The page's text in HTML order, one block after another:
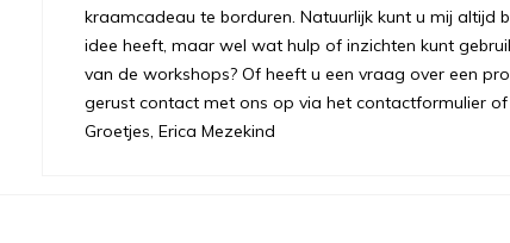
kraamcadeau te borduren. Natuurlijk kunt u mij altijd
idee heeft, maar wel wat hulp of inzichten kunt
van de workshops? Of heeft u een vraag over een
gerust contact met ons op via het contactformulier
Groetjes, Erica Mezekind